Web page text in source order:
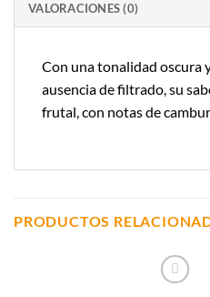
VALORACIONES (0)
Con una tonalidad oscura
ausencia de filtrado, su
frutal, con notas de
PRODUCTOS